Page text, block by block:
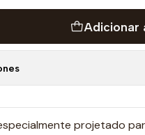
Adicionar
projetado